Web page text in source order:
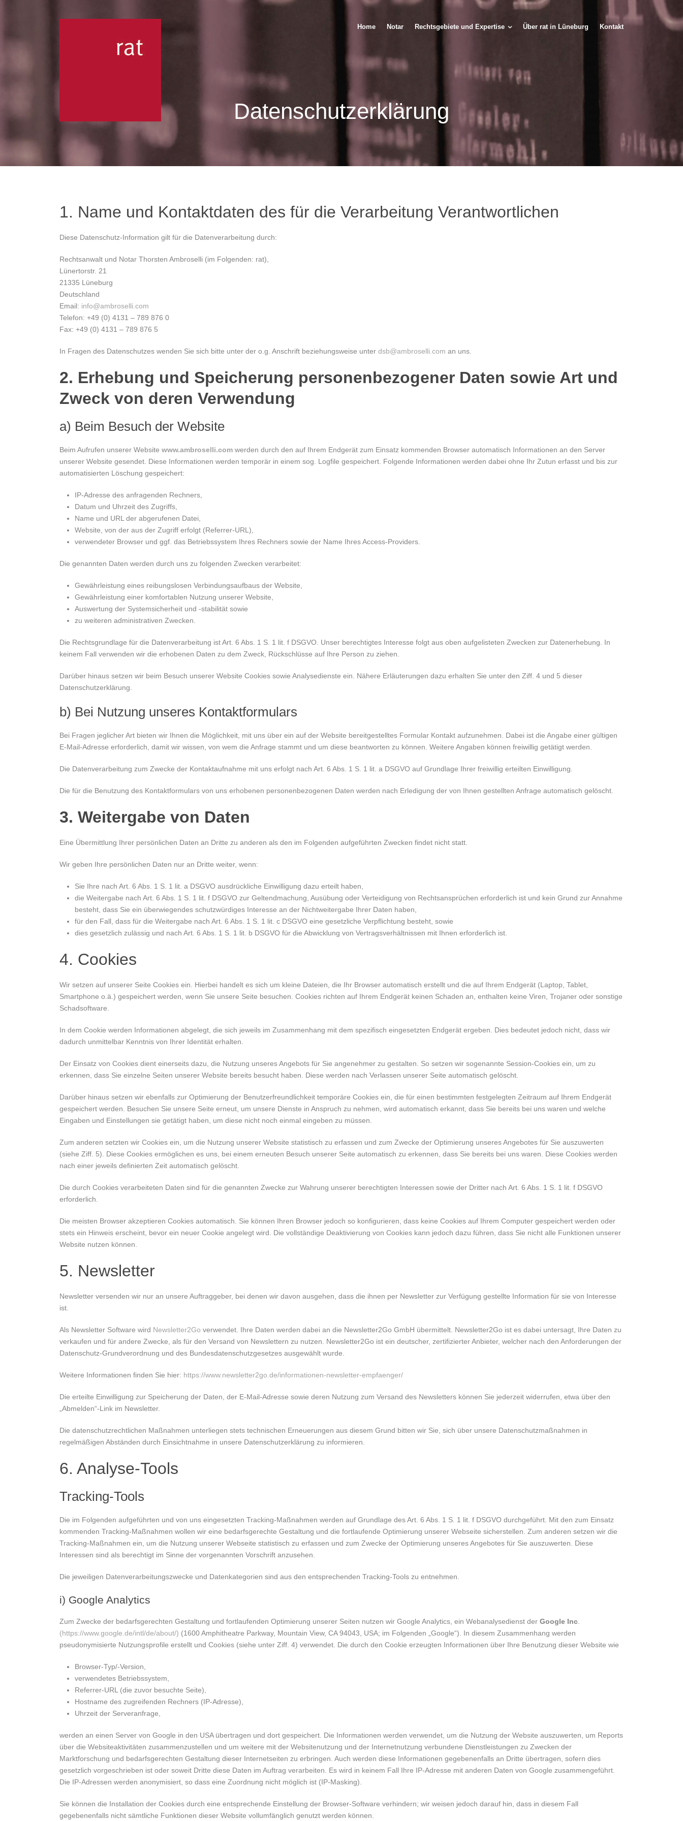
Home Notar Rechtsgebiete und Expertise Über rat in Lüneburg Kontakt
Datenschutzerklärung
1. Name und Kontaktdaten des für die Verarbeitung Verantwortlichen
Diese Datenschutz-Information gilt für die Datenverarbeitung durch:
Rechtsanwalt und Notar Thorsten Ambroselli (im Folgenden: rat),
Lünertorstr. 21
21335 Lüneburg
Deutschland
Email: info@ambroselli.com
Telefon: +49 (0) 4131 – 789 876 0
Fax: +49 (0) 4131 – 789 876 5
In Fragen des Datenschutzes wenden Sie sich bitte unter der o.g. Anschrift beziehungsweise unter dsb@ambroselli.com an uns.
2. Erhebung und Speicherung personenbezogener Daten sowie Art und
Zweck von deren Verwendung
a) Beim Besuch der Website
Beim Aufrufen unserer Website www.ambroselli.com werden durch den auf Ihrem Endgerät zum Einsatz kommenden Browser automatisch Informationen an den Server
unserer Website gesendet. Diese Informationen werden temporär in einem sog. Logfile gespeichert. Folgende Informationen werden dabei ohne Ihr Zutun erfasst und bis zur
automatisierten Löschung gespeichert:
IP-Adresse des anfragenden Rechners,
Datum und Uhrzeit des Zugriffs,
Name und URL der abgerufenen Datei,
Website, von der aus der Zugriff erfolgt (Referrer-URL),
verwendeter Browser und ggf. das Betriebssystem Ihres Rechners sowie der Name Ihres Access-Providers.
Die genannten Daten werden durch uns zu folgenden Zwecken verarbeitet:
Gewährleistung eines reibungslosen Verbindungsaufbaus der Website,
Gewährleistung einer komfortablen Nutzung unserer Website,
Auswertung der Systemsicherheit und -stabilität sowie
zu weiteren administrativen Zwecken.
Die Rechtsgrundlage für die Datenverarbeitung ist Art. 6 Abs. 1 S. 1 lit. f DSGVO. Unser berechtigtes Interesse folgt aus oben aufgelisteten Zwecken zur Datenerhebung. In
keinem Fall verwenden wir die erhobenen Daten zu dem Zweck, Rückschlüsse auf Ihre Person zu ziehen.
Darüber hinaus setzen wir beim Besuch unserer Website Cookies sowie Analysedienste ein. Nähere Erläuterungen dazu erhalten Sie unter den Ziff. 4 und 5 dieser
Datenschutzerklärung.
b) Bei Nutzung unseres Kontaktformulars
Bei Fragen jeglicher Art bieten wir Ihnen die Möglichkeit, mit uns über ein auf der Website bereitgestelltes Formular Kontakt aufzunehmen. Dabei ist die Angabe einer gültigen
E-Mail-Adresse erforderlich, damit wir wissen, von wem die Anfrage stammt und um diese beantworten zu können. Weitere Angaben können freiwillig getätigt werden.
Die Datenverarbeitung zum Zwecke der Kontaktaufnahme mit uns erfolgt nach Art. 6 Abs. 1 S. 1 lit. a DSGVO auf Grundlage Ihrer freiwillig erteilten Einwilligung.
Die für die Benutzung des Kontaktformulars von uns erhobenen personenbezogenen Daten werden nach Erledigung der von Ihnen gestellten Anfrage automatisch gelöscht.
3. Weitergabe von Daten
Eine Übermittlung Ihrer persönlichen Daten an Dritte zu anderen als den im Folgenden aufgeführten Zwecken findet nicht statt.
Wir geben Ihre persönlichen Daten nur an Dritte weiter, wenn:
Sie Ihre nach Art. 6 Abs. 1 S. 1 lit. a DSGVO ausdrückliche Einwilligung dazu erteilt haben,
die Weitergabe nach Art. 6 Abs. 1 S. 1 lit. f DSGVO zur Geltendmachung, Ausübung oder Verteidigung von Rechtsansprüchen erforderlich ist und kein Grund zur Annahme
besteht, dass Sie ein überwiegendes schutzwürdiges Interesse an der Nichtweitergabe Ihrer Daten haben,
für den Fall, dass für die Weitergabe nach Art. 6 Abs. 1 S. 1 lit. c DSGVO eine gesetzliche Verpflichtung besteht, sowie
dies gesetzlich zulässig und nach Art. 6 Abs. 1 S. 1 lit. b DSGVO für die Abwicklung von Vertragsverhältnissen mit Ihnen erforderlich ist.
4. Cookies
Wir setzen auf unserer Seite Cookies ein. Hierbei handelt es sich um kleine Dateien, die Ihr Browser automatisch erstellt und die auf Ihrem Endgerät (Laptop, Tablet,
Smartphone o.ä.) gespeichert werden, wenn Sie unsere Seite besuchen. Cookies richten auf Ihrem Endgerät keinen Schaden an, enthalten keine Viren, Trojaner oder sonstige
Schadsoftware.
In dem Cookie werden Informationen abgelegt, die sich jeweils im Zusammenhang mit dem spezifisch eingesetzten Endgerät ergeben. Dies bedeutet jedoch nicht, dass wir
dadurch unmittelbar Kenntnis von Ihrer Identität erhalten.
Der Einsatz von Cookies dient einerseits dazu, die Nutzung unseres Angebots für Sie angenehmer zu gestalten. So setzen wir sogenannte Session-Cookies ein, um zu
erkennen, dass Sie einzelne Seiten unserer Website bereits besucht haben. Diese werden nach Verlassen unserer Seite automatisch gelöscht.
Darüber hinaus setzen wir ebenfalls zur Optimierung der Benutzerfreundlichkeit temporäre Cookies ein, die für einen bestimmten festgelegten Zeitraum auf Ihrem Endgerät
gespeichert werden. Besuchen Sie unsere Seite erneut, um unsere Dienste in Anspruch zu nehmen, wird automatisch erkannt, dass Sie bereits bei uns waren und welche
Eingaben und Einstellungen sie getätigt haben, um diese nicht noch einmal eingeben zu müssen.
Zum anderen setzten wir Cookies ein, um die Nutzung unserer Website statistisch zu erfassen und zum Zwecke der Optimierung unseres Angebotes für Sie auszuwerten
(siehe Ziff. 5). Diese Cookies ermöglichen es uns, bei einem erneuten Besuch unserer Seite automatisch zu erkennen, dass Sie bereits bei uns waren. Diese Cookies werden
nach einer jeweils definierten Zeit automatisch gelöscht.
Die durch Cookies verarbeiteten Daten sind für die genannten Zwecke zur Wahrung unserer berechtigten Interessen sowie der Dritter nach Art. 6 Abs. 1 S. 1 lit. f DSGVO
erforderlich.
Die meisten Browser akzeptieren Cookies automatisch. Sie können Ihren Browser jedoch so konfigurieren, dass keine Cookies auf Ihrem Computer gespeichert werden oder
stets ein Hinweis erscheint, bevor ein neuer Cookie angelegt wird. Die vollständige Deaktivierung von Cookies kann jedoch dazu führen, dass Sie nicht alle Funktionen unserer
Website nutzen können.
5. Newsletter
Newsletter versenden wir nur an unsere Auftraggeber, bei denen wir davon ausgehen, dass die ihnen per Newsletter zur Verfügung gestellte Information für sie von Interesse
ist.
Als Newsletter Software wird Newsletter2Go verwendet. Ihre Daten werden dabei an die Newsletter2Go GmbH übermittelt. Newsletter2Go ist es dabei untersagt, Ihre Daten zu
verkaufen und für andere Zwecke, als für den Versand von Newslettern zu nutzen. Newsletter2Go ist ein deutscher, zertifizierter Anbieter, welcher nach den Anforderungen der
Datenschutz-Grundverordnung und des Bundesdatenschutzgesetzes ausgewählt wurde.
Weitere Informationen finden Sie hier: https://www.newsletter2go.de/informationen-newsletter-empfaenger/
Die erteilte Einwilligung zur Speicherung der Daten, der E-Mail-Adresse sowie deren Nutzung zum Versand des Newsletters können Sie jederzeit widerrufen, etwa über den
„Abmelden“-Link im Newsletter.
Die datenschutzrechtlichen Maßnahmen unterliegen stets technischen Erneuerungen aus diesem Grund bitten wir Sie, sich über unsere Datenschutzmaßnahmen in
regelmäßigen Abständen durch Einsichtnahme in unsere Datenschutzerklärung zu informieren.
6. Analyse-Tools
Tracking-Tools
Die im Folgenden aufgeführten und von uns eingesetzten Tracking-Maßnahmen werden auf Grundlage des Art. 6 Abs. 1 S. 1 lit. f DSGVO durchgeführt. Mit den zum Einsatz
kommenden Tracking-Maßnahmen wollen wir eine bedarfsgerechte Gestaltung und die fortlaufende Optimierung unserer Webseite sicherstellen. Zum anderen setzen wir die
Tracking-Maßnahmen ein, um die Nutzung unserer Webseite statistisch zu erfassen und zum Zwecke der Optimierung unseres Angebotes für Sie auszuwerten. Diese
Interessen sind als berechtigt im Sinne der vorgenannten Vorschrift anzusehen.
Die jeweiligen Datenverarbeitungszwecke und Datenkategorien sind aus den entsprechenden Tracking-Tools zu entnehmen.
i) Google Analytics
Zum Zwecke der bedarfsgerechten Gestaltung und fortlaufenden Optimierung unserer Seiten nutzen wir Google Analytics, ein Webanalysedienst der Google Inc
(https://www.google.de/intl/de/about/) (1600 Amphitheatre Parkway, Mountain View, CA 94043, USA; im Folgenden „Google“). In diesem Zusammenhang werden
pseudonymisierte Nutzungsprofile erstellt und Cookies (siehe unter Ziff. 4) verwendet. Die durch den Cookie erzeugten Informationen über Ihre Benutzung dieser Website wie
Browser-Typ/-Version,
verwendetes Betriebssystem,
Referrer-URL (die zuvor besuchte Seite),
Hostname des zugreifenden Rechners (IP-Adresse),
Uhrzeit der Serveranfrage,
werden an einen Server von Google in den USA übertragen und dort gespeichert. Die Informationen werden verwendet, um die Nutzung der Website auszuwerten, um Reports
über die Websiteaktivitäten zusammenzustellen und um weitere mit der Websitenutzung und der Internetnutzung verbundene Dienstleistungen zu Zwecken der
Marktforschung und bedarfsgerechten Gestaltung dieser Internetseiten zu erbringen. Auch werden diese Informationen gegebenenfalls an Dritte übertragen, sofern dies
gesetzlich vorgeschrieben ist oder soweit Dritte diese Daten im Auftrag verarbeiten. Es wird in keinem Fall Ihre IP-Adresse mit anderen Daten von Google zusammengeführt.
Die IP-Adressen werden anonymisiert, so dass eine Zuordnung nicht möglich ist (IP-Masking).
Sie können die Installation der Cookies durch eine entsprechende Einstellung der Browser-Software verhindern; wir weisen jedoch darauf hin, dass in diesem Fall
gegebenenfalls nicht sämtliche Funktionen dieser Website vollumfänglich genutzt werden können.